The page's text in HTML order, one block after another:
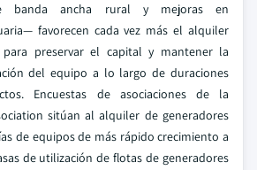
banda ancha rural y mejoras en
favorecen cada vez más el alquiler
preservar el capital y mantener la
del equipo a lo largo de duraciones
Encuestas de asociaciones de la
sitúan al alquiler de generadores
de equipos de más rápido crecimiento a
de utilización de flotas de generadores